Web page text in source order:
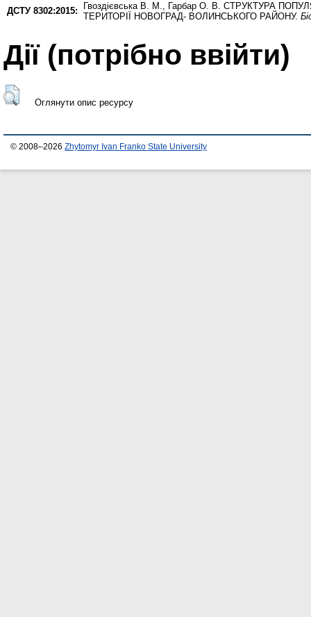
ДСТУ 8302:2015:
Гвоздієвська В. М., Гарбар О. В. СТРУКТУРА
ТЕРИТОРІЇ НОВОГРАД- ВОЛИНСЬКОГО РАЙОНУ.
Дії ​​(потрібно ввійти)
Оглянути опис ресурсу
© 2008–2026 Zhytomyr Ivan Franko State University